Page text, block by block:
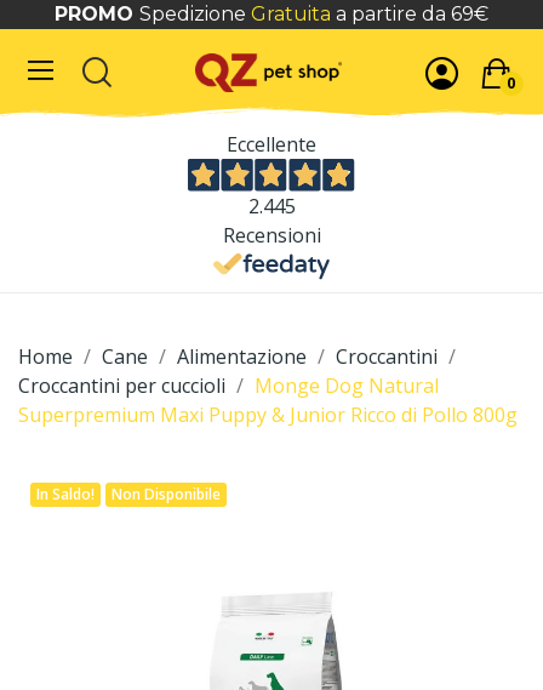
PROMO Spedizione Gratuita a partire da 69€
0
Eccellente
2.445
Recensioni
Home Cane Alimentazione
Croccantini
Croccantini per cuccioli
Monge Dog Natural
Superpremium Maxi Puppy & Junior Ricco di Pollo 800g
In Saldo! Non Disponibile